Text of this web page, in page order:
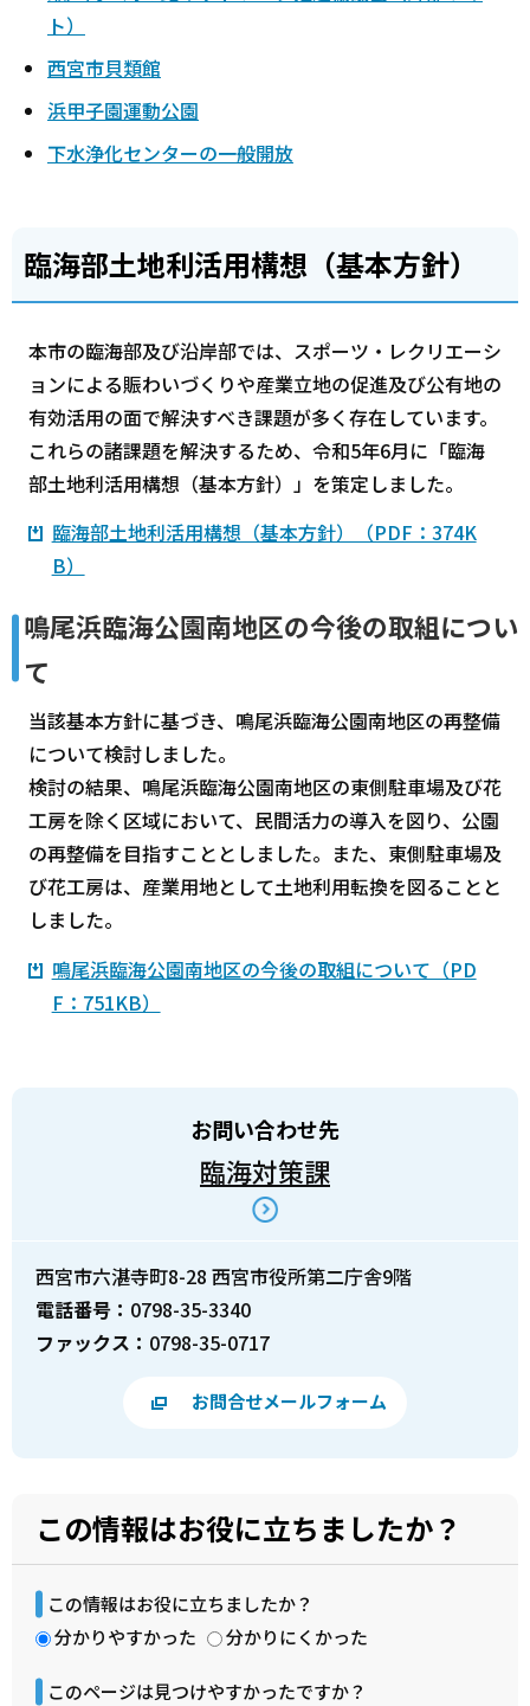
ト）
西宮市貝類館
浜甲子園運動公園
下水浄化センターの一般開放
臨海部土地利活用構想（基本方針）
本市の臨海部及び沿岸部では、スポーツ・レクリエーシ
ョンによる賑わいづくりや産業立地の促進及び公有地の
有効活用の面で解決すべき課題が多く存在しています。
これらの諸課題を解決するため、令和5年6月に「臨海
部土地利活用構想（基本方針）」を策定しました。
臨海部土地利活用構想（基本方針）（PDF：374K
B）
鳴尾浜臨海公園南地区の今後の取組につい
て
当該基本方針に基づき、鳴尾浜臨海公園南地区の再整備
について検討しました。
検討の結果、鳴尾浜臨海公園南地区の東側駐車場及び花
工房を除く区域において、民間活力の導入を図り、公園
の再整備を目指すこととしました。また、東側駐車場及
び花工房は、産業用地として土地利用転換を図ることと
しました。
鳴尾浜臨海公園南地区の今後の取組について（PD
F：751KB）
お問い合わせ先
臨海対策課
西宮市六湛寺町8-28 西宮市役所第二庁舎9階
電話番号： 0798-35-3340
ファックス： 0798-35-0717
お問合せメールフォーム
この情報はお役に立ちましたか？
この情報はお役に立ちましたか？
分かりやすかった
分かりにくかった
このページは見つけやすかったですか？